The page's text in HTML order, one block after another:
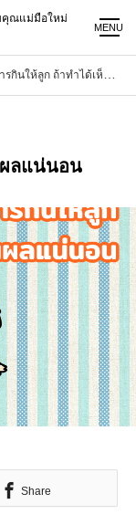
คุณแม่มือใหม่
MENU
ให้ลูก ถ้าทำได้เห็นผลแน่นอน
ลแน่นอน
Share